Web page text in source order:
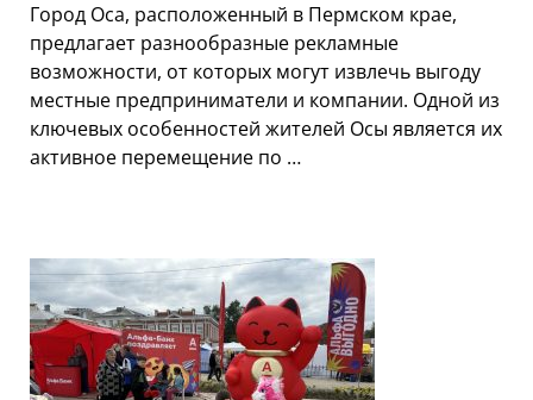
Город Оса, расположенный в Пермском крае,
предлагает разнообразные рекламные
возможности, от которых могут извлечь выгоду
местные предприниматели и компании. Одной из
ключевых особенностей жителей Осы является их
активное перемещение по …